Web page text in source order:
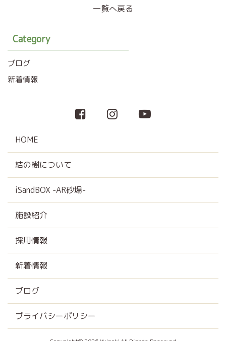
一覧へ戻る
Category
ブログ
新着情報
HOME
結の樹について
iSandBOX -AR砂場-
施設紹介
採用情報
新着情報
ブログ
プライバシーポリシー